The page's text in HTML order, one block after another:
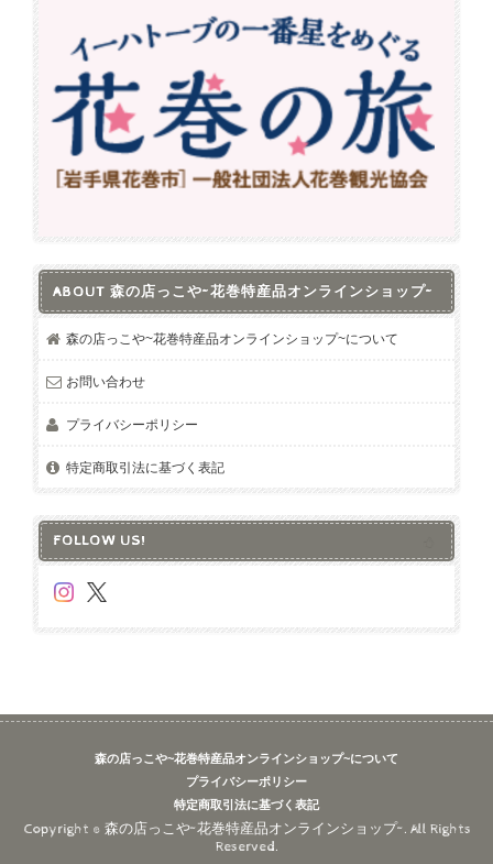
ABOUT 森の店っこや~花巻特産品オンラインショップ~
森の店っこや~花巻特産品オンラインショップ~について
お問い合わせ
プライバシーポリシー
特定商取引法に基づく表記
FOLLOW US!
森の店っこや~花巻特産品オンラインショップ~について
プライバシーポリシー
特定商取引法に基づく表記
Copyright © 森の店っこや~花巻特産品オンラインショップ~. All Rights
Reserved.